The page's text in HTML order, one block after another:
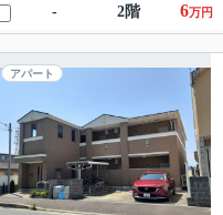
-
2階 6万円
アパート